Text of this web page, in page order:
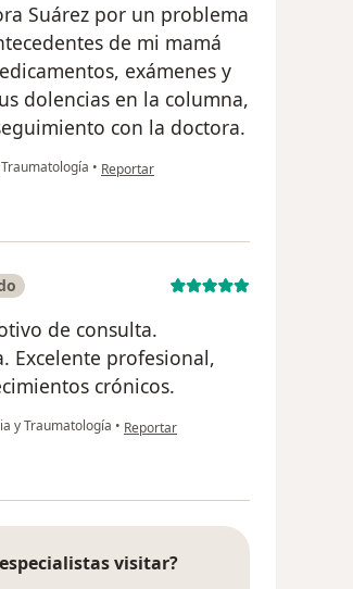
Suárez por un problema
de mi mamá
exámenes y
dolencias en la columna,
con la doctora.
• en opinión del usuario Nicolás
Reportar
de consulta.
Excelente profesional,
crónicos.
y Traumatología • en opinión del usuario Carlos Cardenas
Reportar
visitar?